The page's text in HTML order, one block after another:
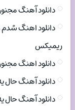
دانلود آهنگ
دانلود اهنگ
ریمیکس
دانلود اهنگ
دانلود آهنگ حال
دانلود آهنگ حال